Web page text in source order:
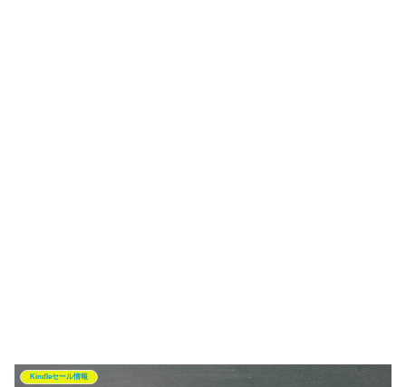
Kindleセール情報